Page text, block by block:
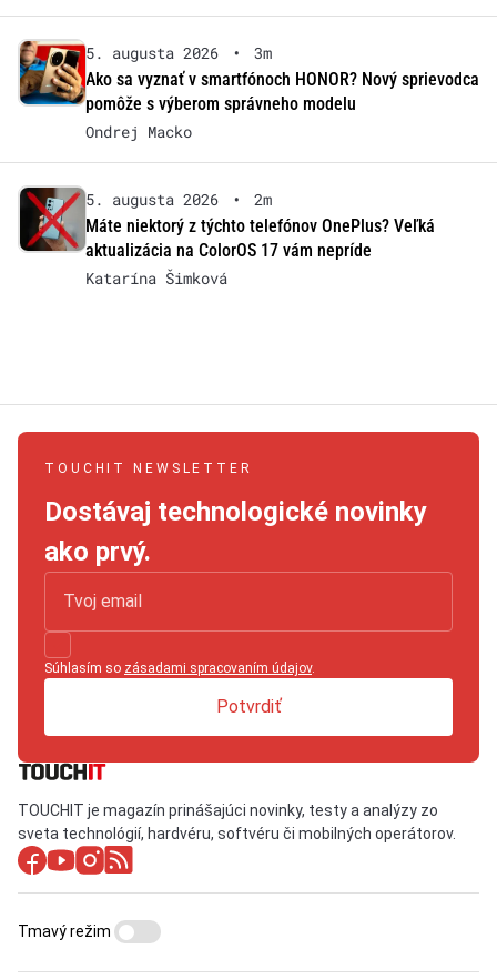
5. augusta 2026 •
3m
Ako sa vyznať v smartfónoch HONOR? Nový sprievodca
pomôže s výberom správneho modelu
Ondrej Macko
5. augusta 2026 •
2m
Máte niektorý z týchto telefónov OnePlus? Veľká
aktualizácia na ColorOS 17 vám nepríde
Katarína Šimková
TOUCHIT NEWSLETTER
Dostávaj technologické novinky
ako prvý.
Súhlasím so zásadami spracovaním údajov.
Potvrdiť
TOUCHIT je magazín prinášajúci novinky, testy a analýzy zo
sveta technológií, hardvéru, softvéru či mobilných operátorov.
Tmavý režim